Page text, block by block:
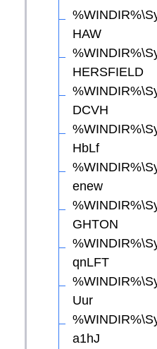
HAW
HERSFIELD
DCVH
HbLf
enew
GHTON
qnLFT
Uur
a1hJ